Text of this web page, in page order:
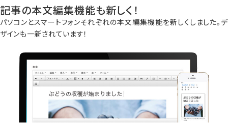
記事の本文編集機能も新しく！
パソコンとスマートフォンそれぞれの本文編集機能を新しくしました。デ
ザインも一新されています！